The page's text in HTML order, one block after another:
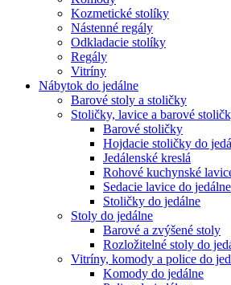
Kozmetické stolíky
Nástenné regály
Odkladacie stolíky
Regály
Vitríny
Nábytok do jedálne
Barové stoly a stoličky
Stoličky, lavice a barové
Barové stoličky
Hojdacie stoličky do
Jedálenské kreslá
Rohové kuchynské
Sedacie lavice do jedálne
Stoličky do jedálne
Stoly do jedálne
Barové a zvýšené stoly
Rozložitelné stoly do
Vitríny, komody a police do
Komody do jedálne